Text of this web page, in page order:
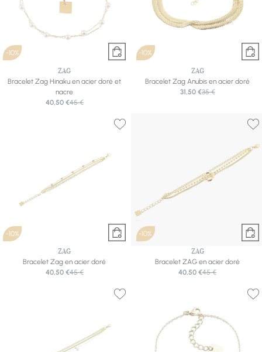
-10%
ZAG
Bracelet Zag Hinaku en acier doré et
nacre
40,50 €45 €
-10%
ZAG
Bracelet Zag Anubis en acier doré
31,50 €35 €
-10%
ZAG
Bracelet Zag en acier doré
40,50 €45 €
-10%
ZAG
Bracelet ZAG en acier doré
40,50 €45 €